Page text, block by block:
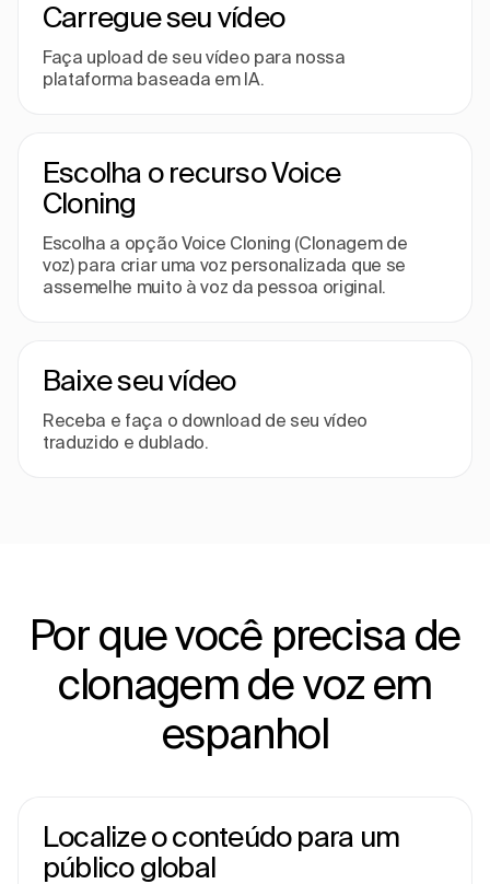
Carregue seu vídeo
Faça upload de seu vídeo para nossa
plataforma baseada em IA.
Escolha o recurso Voice
Cloning
Escolha a opção Voice Cloning (Clonagem de
voz) para criar uma voz personalizada que se
assemelhe muito à voz da pessoa original.
Baixe seu vídeo
Receba e faça o download de seu vídeo
traduzido e dublado.
Por que você precisa de
clonagem de voz em
espanhol
Localize o conteúdo para um
público global